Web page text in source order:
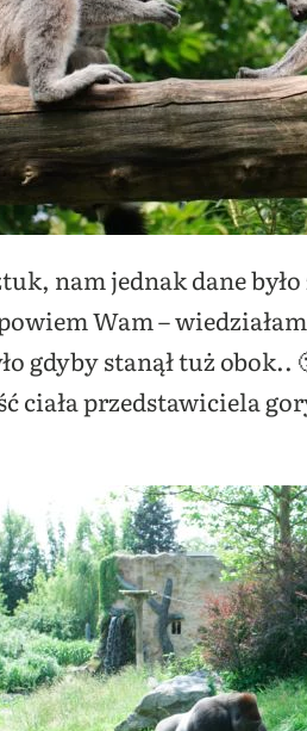
nam jednak dane
Wam –
gdyby stanął tuż obok..
ciała przedstawiciela